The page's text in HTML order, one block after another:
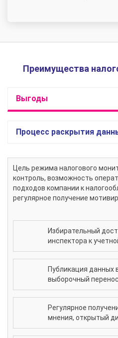
Преимущества
Выгоды
Процесс раскрытия
Цель режима налогового
контроль, возможность
подходов компании к
регулярное получение
Избирательный
инспектора к
Публикация данных
выборочный
Регулярное
мнения, открытый